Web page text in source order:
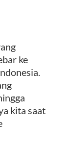
ke
kita saat